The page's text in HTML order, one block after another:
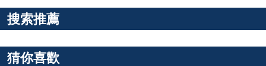
搜索推薦
猜你喜歡